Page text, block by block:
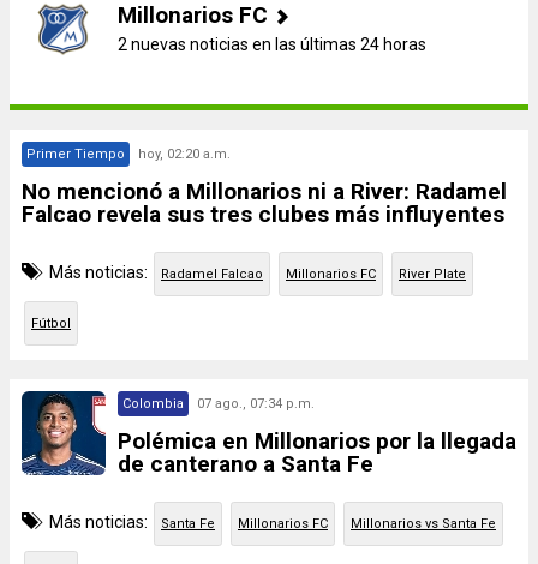
Millonarios FC
2 nuevas noticias en las últimas 24 horas
Primer Tiempo hoy, 02:20 a.m.
No mencionó a Millonarios ni a River: Radamel
Falcao revela sus tres clubes más influyentes
Más noticias: Radamel Falcao Millonarios FC River Plate
Fútbol
Colombia 07 ago., 07:34 p.m.
Polémica en Millonarios por la llegada
de canterano a Santa Fe
Más noticias: Santa Fe Millonarios FC Millonarios vs Santa Fe